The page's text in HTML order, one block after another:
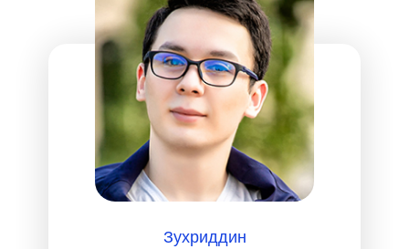
Зухриддин